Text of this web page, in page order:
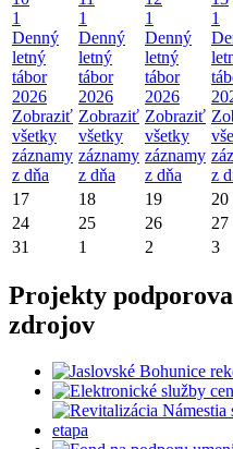
1
Denný
letný
tábor
2026
Zobraziť
všetky
záznamy
z dňa
1
Denný
letný
tábor
2026
Zobraziť
všetky
záznamy
z dňa
1
Denný
letný
tábor
2026
Zobraziť
všetky
záznamy
z dňa
1
z
17 18 19 20
24
25 26 27
31
1 2 3
Projekty
zdrojov